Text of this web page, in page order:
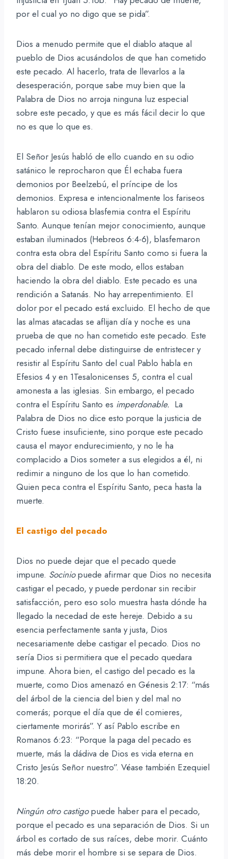
por el cual yo no digo que se pida”.
Dios a menudo permite que el diablo ataque al
pueblo de Dios acusándolos de que han cometido
este pecado. Al hacerlo, trata de llevarlos a la
desesperación, porque sabe muy bien que la
Palabra de Dios no arroja ninguna luz especial
sobre este pecado, y que es más fácil decir lo que
no es que lo que es.
El Señor Jesús habló de ello cuando en su odio
satánico le reprocharon que Él echaba fuera
demonios por Beelzebú, el príncipe de los
demonios. Expresa e intencionalmente los fariseos
hablaron su odiosa blasfemia contra el Espíritu
Santo. Aunque tenían mejor conocimiento, aunque
estaban iluminados (Hebreos 6:4-6), blasfemaron
contra esta obra del Espíritu Santo como si fuera la
obra del diablo. De este modo, ellos estaban
haciendo la obra del diablo. Este pecado es una
rendición a Satanás. No hay arrepentimiento. El
dolor por el pecado está excluido. El hecho de que
las almas atacadas se aflijan día y noche es una
prueba de que no han cometido este pecado. Este
pecado infernal debe distinguirse de entristecer y
resistir al Espíritu Santo del cual Pablo habla en
Efesios 4 y en 1Tesalonicenses 5, contra el cual
amonesta a las iglesias. Sin embargo, el pecado
contra el Espíritu Santo es imperdonable. La
Palabra de Dios no dice esto porque la justicia de
Cristo fuese insuficiente, sino porque este pecado
causa el mayor endurecimiento, y no le ha
complacido a Dios someter a sus elegidos a él, ni
redimir a ninguno de los que lo han cometido.
Quien peca contra el Espíritu Santo, peca hasta la
muerte.
El castigo del pecado
Dios no puede dejar que el pecado quede
impune. Sociniopuede afirmar que Dios no necesita
castigar el pecado, y puede perdonar sin recibir
satisfacción, pero eso solo muestra hasta dónde ha
llegado la necedad de este hereje. Debido a su
esencia perfectamente santa y justa, Dios
necesariamente debe castigar el pecado. Dios no
sería Dios si permitiera que el pecado quedara
impune. Ahora bien, el castigo del pecado es la
muerte, como Dios amenazó en Génesis 2:17: “más
del árbol de la ciencia del bien y del mal no
comerás; porque el día que de él comieres,
ciertamente morirás”. Y así Pablo escribe en
Romanos 6:23: “Porque la paga del pecado es
muerte, más la dádiva de Dios es vida eterna en
Cristo Jesús Señor nuestro”. Véase también Ezequiel
18:20.
Ningún otro castigopuede haber para el pecado,
porque el pecado es una separación de Dios. Si un
árbol es cortado de sus raíces, debe morir. Cuánto
más debe morir el hombre si se separa de Dios.